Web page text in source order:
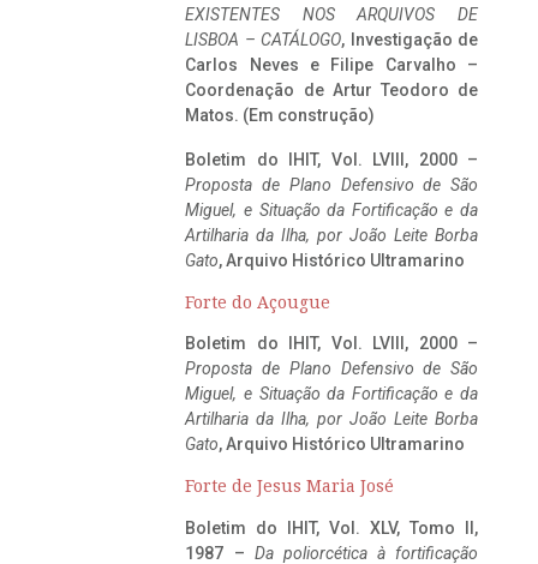
EXISTENTES NOS ARQUIVOS DE
LISBOA – CATÁLOGO, Investigação de
Carlos Neves e Filipe Carvalho –
Coordenação de Artur Teodoro de
Matos. (Em construção)
Boletim do IHIT, Vol. LVIII, 2000 –
Proposta de Plano Defensivo de São
Miguel, e Situação da Fortificação e da
Artilharia da Ilha, por João Leite Borba
Gato, Arquivo Histórico Ultramarino
Forte do Açougue
Boletim do IHIT, Vol. LVIII, 2000 –
Proposta de Plano Defensivo de São
Miguel, e Situação da Fortificação e da
Artilharia da Ilha, por João Leite Borba
Gato, Arquivo Histórico Ultramarino
Forte de Jesus Maria José
Boletim do IHIT, Vol. XLV, Tomo II,
1987 – Da poliorcética à fortificação